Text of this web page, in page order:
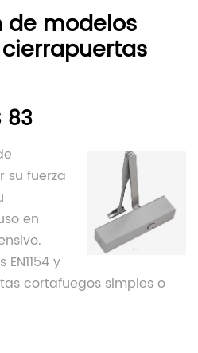
modelos
83
su fuerza
en
y
cortafuegos simples o